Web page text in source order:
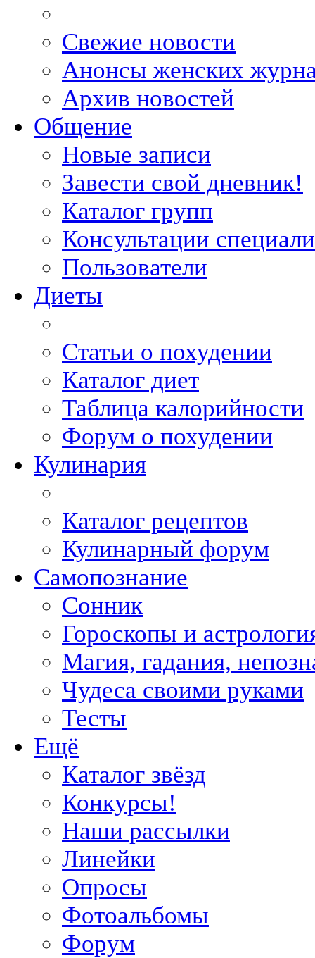
Свежие новости
Анонсы женских
Архив новостей
Общение
Новые записи
Завести свой дневник!
Каталог групп
Консультации
Пользователи
Диеты
Статьи о похудении
Каталог диет
Таблица калорийности
Форум о похудении
Кулинария
Каталог рецептов
Кулинарный форум
Самопознание
Сонник
Гороскопы и
Магия, гадания,
Чудеса своими руками
Тесты
Ещё
Каталог звёзд
Конкурсы!
Наши рассылки
Линейки
Опросы
Фотоальбомы
Форум